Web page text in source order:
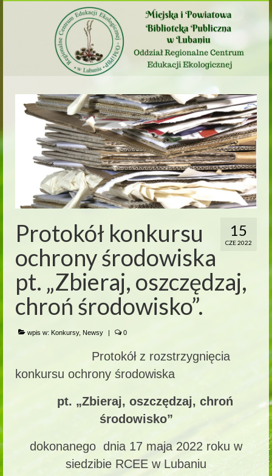
15
CZE 2022
Protokół konkursu
ochrony środowiska
pt. „Zbieraj, oszczędzaj,
chroń środowisko”.
wpis w: Konkursy, Newsy | 0
Protokół z rozstrzygnięcia
konkursu ochrony środowiska
pt. „Zbieraj, oszczędzaj, chroń
środowisko”
dokonanego dnia 17 maja 2022 roku w
siedzibie RCEE w Lubaniu